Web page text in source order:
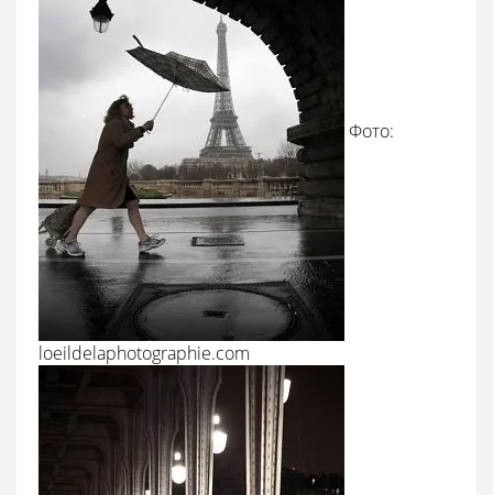
Фото:
loeildelaphotographie.com